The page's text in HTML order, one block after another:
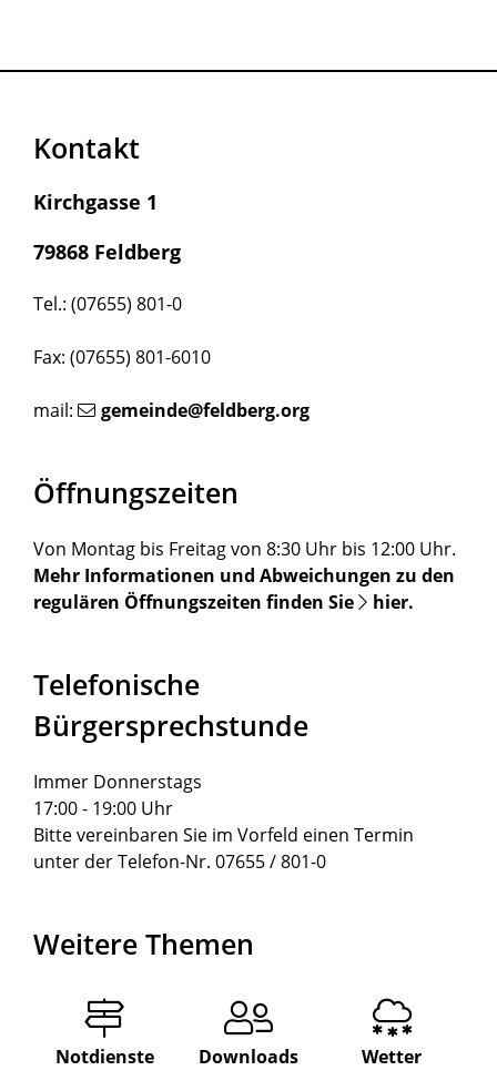
Kontakt
Kirchgasse 1
79868 Feldberg
Tel.: (07655) 801-0
Fax: (07655) 801-6010
mail: gemeinde@feldberg.org
Öffnungszeiten
Von Montag bis Freitag von 8:30 Uhr bis 12:00 Uhr.
Mehr Informationen und Abweichungen zu den
regulären Öffnungszeiten finden Sie
hier.
Telefonische
Bürgersprechstunde
Immer Donnerstags
17:00 - 19:00 Uhr
Bitte vereinbaren Sie im Vorfeld einen Termin
unter der Telefon-Nr. 07655 / 801-0
Weitere Themen
Notdienste Downloads Wetter